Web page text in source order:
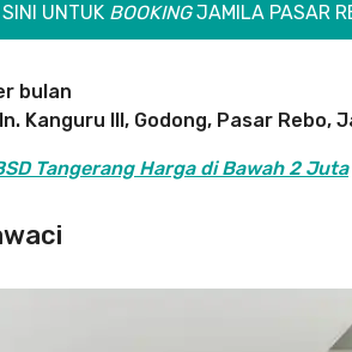
UNTUK BOOKINGJAMILA PASAR
bulan
Kanguru III, Godong, Pasar Rebo,
Tangerang Harga di Bawah 2 Juta